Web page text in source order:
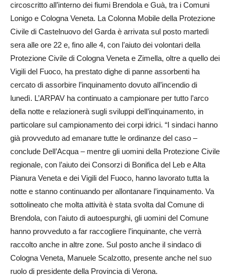
circoscritto all’interno dei fiumi Brendola e Guà, tra i Comuni
Lonigo e Cologna Veneta. La Colonna Mobile della Protezione
Civile di Castelnuovo del Garda è arrivata sul posto martedì
sera alle ore 22 e, fino alle 4, con l’aiuto dei volontari della
Protezione Civile di Cologna Veneta e Zimella, oltre a quello dei
Vigili del Fuoco, ha prestato dighe di panne assorbenti ha
cercato di assorbire l’inquinamento dovuto all’incendio di
lunedì. L’ARPAV ha continuato a campionare per tutto l’arco
della notte e relazionerà sugli sviluppi dell’inquinamento, in
particolare sul campionamento dei corpi idrici. “I sindaci hanno
già provveduto ad emanare tutte le ordinanze del caso –
conclude Dell’Acqua – mentre gli uomini della Protezione Civile
regionale, con l’aiuto dei Consorzi di Bonifica del Leb e Alta
Pianura Veneta e dei Vigili del Fuoco, hanno lavorato tutta la
notte e stanno continuando per allontanare l’inquinamento. Va
sottolineato che molta attività è stata svolta dal Comune di
Brendola, con l’aiuto di autoespurghi, gli uomini del Comune
hanno provveduto a far raccogliere l’inquinante, che verrà
raccolto anche in altre zone. Sul posto anche il sindaco di
Cologna Veneta, Manuele Scalzotto, presente anche nel suo
ruolo di presidente della Provincia di Verona.